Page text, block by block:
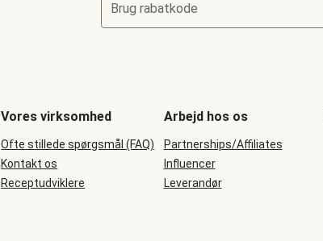
Brug rabatkode
Vores virksomhed
Ofte stillede spørgsmål (FAQ)
Kontakt os
Receptudviklere
Arbejd hos os
Partnerships/Affiliates
Influencer
Leverandør